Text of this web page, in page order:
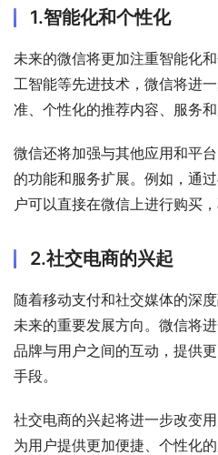
1.智能化和个性化
未来的微信将更加注重智能化
工智能等先进技术，微信将进
准、个性化的推荐内容、服务和
微信还将加强与其他应用和平
的功能和服务扩展。例如，通
户可以直接在微信上进行购买
2.社交电商的兴起
随着移动支付和社交媒体的深
未来的重要发展方向。微信将
品牌与用户之间的互动，提供
手段。
社交电商的兴起将进一步改变
为用户提供更加便捷、个性化